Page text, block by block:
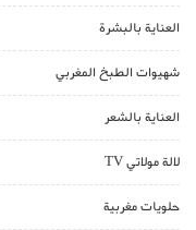
العناية بالبشرة
شهيوات الطبخ المغربي
العناية بالشعر
لالة مولاتي TV
حلويات مغربية